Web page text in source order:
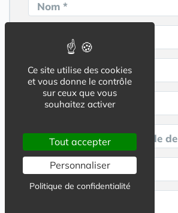
Nom *
Prénom *
E-mail *
Téléphone *
Code postal de votre ville de
résidence *
Ville recherchée *
Ce site utilise des cookies
et vous donne le contrôle
sur ceux que vous
souhaitez activer
Tout accepter
Personnaliser
Politique de confidentialité